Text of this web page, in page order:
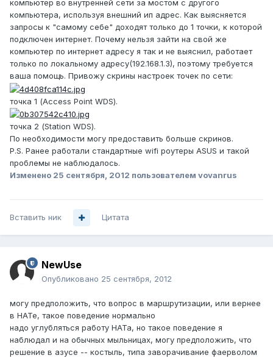
компьютер во внутренней сети за мостом с другого
компьютера, используя внешний ип адрес. Как выясняется
запросы к "самому себе" доходят только до 1 точки, к которой
подключен интернет. Почему нельзя зайти на свой же
компьютер по интернет адресу я так и не выяснил, работает
только по локальному адресу(192.168.1.3), поэтому требуется
ваша помощь. Привожу скрины настроек точек по сети:
точка 1 (Access Point WDS).
точка 2 (Station WDS).
По необходимости могу предоставить больше скринов.
P.S. Ранее работали стандартные wifi роутеры ASUS и такой
проблемы не наблюдалось.
Изменено 25 сентября, 2012 пользователем vovanrus
Вставить ник Цитата
NewUse
Опубликовано 25 сентября, 2012
могу предположить, что вопрос в маршрутизации, или вернее
в НАТе, такое поведение нормально
надо углубляться работу НАТа, но такое поведение я
наблюдал и на обычных мыльницах, могу предположить, что
решение в азусе -- костыль, типа заворачивание фаерволом